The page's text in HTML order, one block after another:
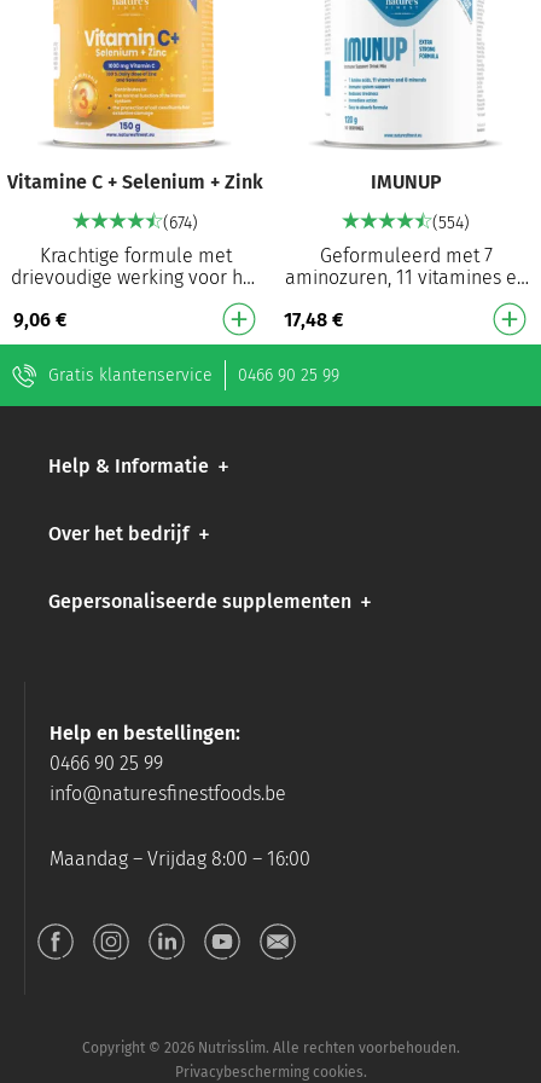
Vitamine C + Selenium + Zink
(674)
Krachtige formule met
drievoudige werking voor het
immuunsysteem¹˒²˒³ 1000
mg (1250 % NRV) vitamine C
per dosis Dekt de…
9,06€
IMUNUP
(554)
Geformuleerd met 7
aminozuren, 11 vitamines en
8 mineralen 26 krachtige
ingrediënten: een van de
krachtigste formules o…
17,48€
Gratis klantenservice 0466 90 25 99
Help & Informatie
Over het bedrijf
Gepersonaliseerde supplementen
Help en bestellingen:
0466 90 25 99
info@naturesfinestfoods.be
Maandag – Vrijdag 8:00 – 16:00
Copyright © 2026 Nutrisslim. Alle rechten voorbehouden.
Privacybescherming cookies.